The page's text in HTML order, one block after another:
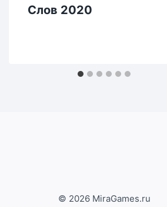
Слов 2020
© 2026 MiraGames.ru